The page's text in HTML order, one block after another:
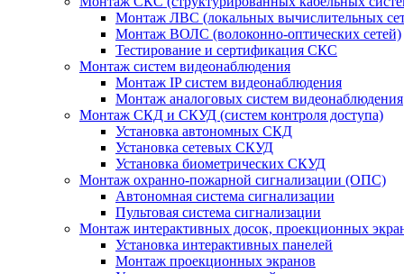
Монтаж ЛВС (локальных вычислительных
Монтаж ВОЛС (волоконно-оптических сетей)
Тестирование и сертификация СКС
Монтаж систем видеонаблюдения
Монтаж IP систем видеонаблюдения
Монтаж аналоговых систем видеонаблюдения
Монтаж СКД и СКУД (систем контроля доступа)
Установка автономных СКД
Установка сетевых СКУД
Установка биометрических СКУД
Монтаж охранно-пожарной сигнализации (ОПС)
Автономная система сигнализации
Пультовая система сигнализации
Монтаж интерактивных досок, проекционных
Установка интерактивных панелей
Монтаж проекционных экранов